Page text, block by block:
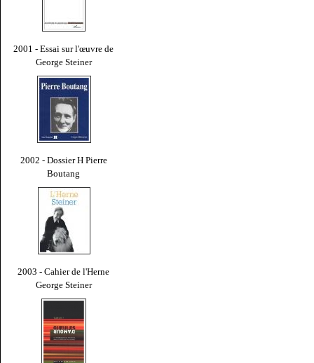
2001 - Essai sur l'œuvre de
George Steiner
2002 - Dossier H Pierre
Boutang
2003 - Cahier de l'Herne
George Steiner